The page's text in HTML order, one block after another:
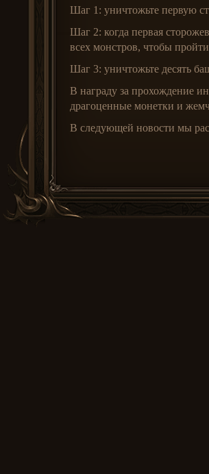
Шаг 1: уничтожьте первую
Шаг 2: когда первая
всех монстров, чтобы
Шаг 3: уничтожьте десять
В награду за прохождение
драгоценные монетки и
В следующей новости мы